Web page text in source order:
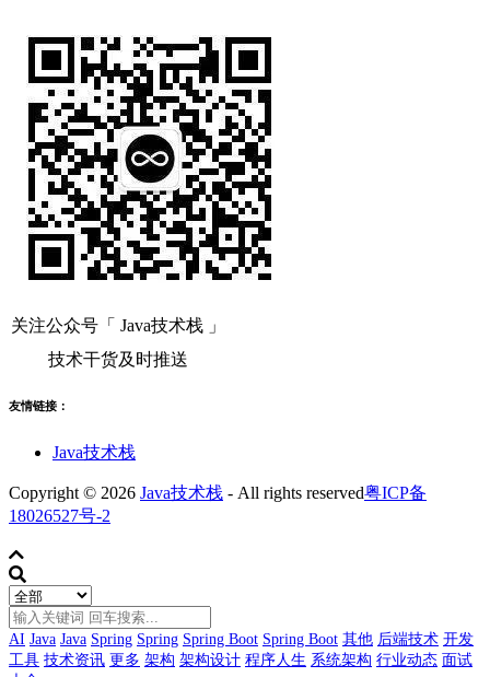
关注公众号「 Java技术栈 」
技术干货及时推送
友情链接：
Java技术栈
Copyright © 2026 Java技术栈 - All rights reserved粤ICP备
18026527号-2
AI Java Java Spring Spring Spring Boot Spring Boot 其他 后端技术 开发
工具 技术资讯 更多 架构 架构设计 程序人生 系统架构 行业动态 面试